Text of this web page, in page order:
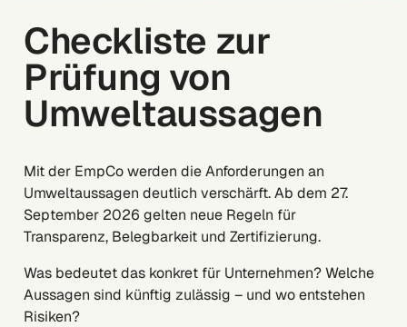
Checkliste zur
Prüfung von
Umweltaussagen
Mit der EmpCo werden die Anforderungen an
Umweltaussagen deutlich verschärft. Ab dem 27.
September 2026 gelten neue Regeln für
Transparenz, Belegbarkeit und Zertifizierung.
Was bedeutet das konkret für Unternehmen? Welche
Aussagen sind künftig zulässig – und wo entstehen
Risiken?